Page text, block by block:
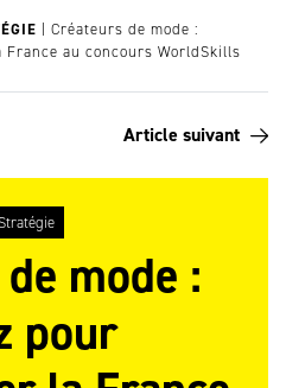
Créateurs de mode :
au concours WorldSkills
Article suivant
mode :
pour